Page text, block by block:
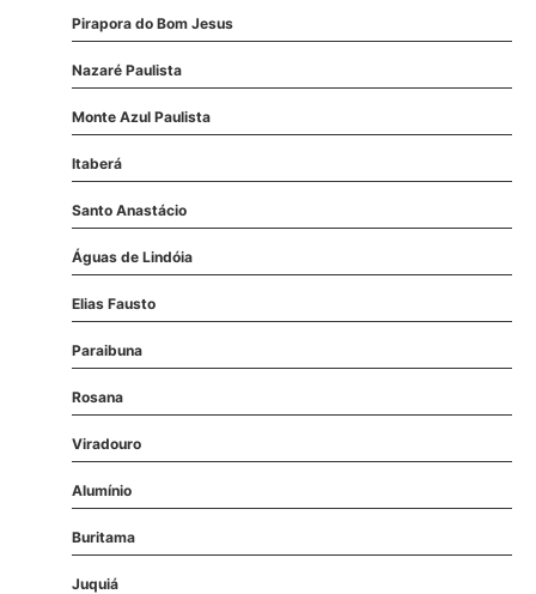
Pirapora do Bom Jesus
Nazaré Paulista
Monte Azul Paulista
Itaberá
Santo Anastácio
Águas de Lindóia
Elias Fausto
Paraibuna
Rosana
Viradouro
Alumínio
Buritama
Juquiá